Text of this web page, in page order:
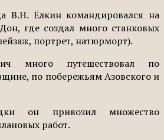
В.Н. Ёлкин командировался на
где создал много станковых
портрет, натюрморт).
много путешествовал по
по побережьям Азовского и
он привозил множество
работ.